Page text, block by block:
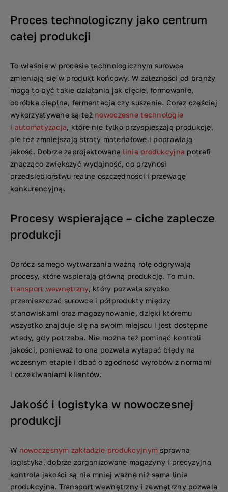
Proces technologiczny jako centrum
całej produkcji
To właśnie w procesie technologicznym surowce
zmieniają się w produkt końcowy. W zależności od branży
mogą to być takie działania jak cięcie, formowanie,
obróbka cieplna, fermentacja czy suszenie. Coraz częściej
wykorzystywane są też nowoczesne technologie
i automatyzacja, które nie tylko przyspieszają produkcję,
ale też zmniejszają straty materiałowe i poprawiają
jakość. Dobrze zaprojektowana linia produkcyjna potrafi
znacząco zwiększyć wydajność, co przynosi
przedsiębiorstwu realne oszczędności i przewagę
konkurencyjną.
Procesy wspierające – ciche zaplecze
produkcji
Oprócz samego wytwarzania ważną rolę odgrywają
procesy, które wspierają główną produkcję. To m.in.
transport wewnętrzny, który pozwala szybko
przemieszczać surowce i półprodukty między
stanowiskami oraz magazynowanie, dzięki któremu
wszystko znajduje się na swoim miejscu i jest dostępne
wtedy, gdy potrzeba. Nie można też pominąć kontroli
jakości, ponieważ to ona pozwala wyłapać błędy na
wczesnym etapie i dbać o zgodność wyrobów z normami
i oczekiwaniami klientów.
Jakość i logistyka w nowoczesnej
produkcji
W nowoczesnym zakładzie produkcyjnym sprawna
logistyka, dobrze zorganizowane magazyny i precyzyjna
kontrola jakości są nie mniej ważne niż sama linia
produkcyjna. Transport wewnętrzny i zewnętrzny pozwala